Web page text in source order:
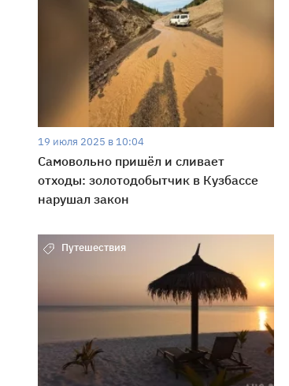
19 июля 2025 в 10:04
Самовольно пришёл и сливает
отходы: золотодобытчик в Кузбассе
нарушал закон
Путешествия